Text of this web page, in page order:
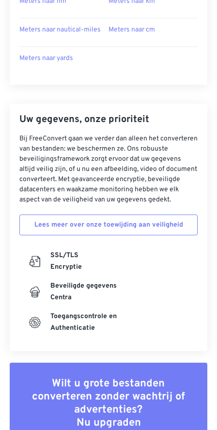
Meters naar nautical-miles Meters naar cm
Meters naar yards
Uw gegevens, onze prioriteit
Bij FreeConvert gaan we verder dan alleen het converteren
van bestanden: we beschermen ze. Ons robuuste
beveiligingsframework zorgt ervoor dat uw gegevens
altijd veilig zijn, of u nu een afbeelding, video of document
converteert. Met geavanceerde encryptie, beveiligde
datacenters en waakzame monitoring hebben we elk
aspect van de veiligheid van uw gegevens gedekt.
Lees meer over onze toewijding aan veiligheid
SSL/TLS
Encryptie
Beveiligde gegevens
Centra
Toegangscontrole en
Authenticatie
Wilt u grote bestanden
converteren zonder wachtrij of
advertenties?
Nu upgraden